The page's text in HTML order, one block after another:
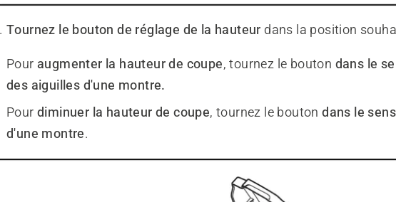
Tournez le bouton de réglage de la hauteur dans la position
Pour augmenter la hauteur de coupe, tournez le bouton dans le
des aiguilles d'une montre.
Pour diminuer la hauteur de coupe, tournez le boutondans le
d'une montre.